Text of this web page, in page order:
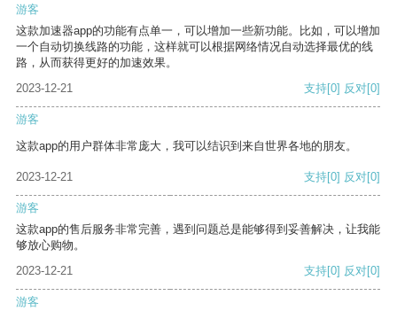
游客
这款加速器app的功能有点单一，可以增加一些新功能。比如，可以增加
一个自动切换线路的功能，这样就可以根据网络情况自动选择最优的线
路，从而获得更好的加速效果。
2023-12-21
支持[0] 反对[0]
游客
这款app的用户群体非常庞大，我可以结识到来自世界各地的朋友。
2023-12-21 支持[0] 反对[0]
游客
这款app的售后服务非常完善，遇到问题总是能够得到妥善解决，让我能
够放心购物。
2023-12-21
支持[0] 反对[0]
游客